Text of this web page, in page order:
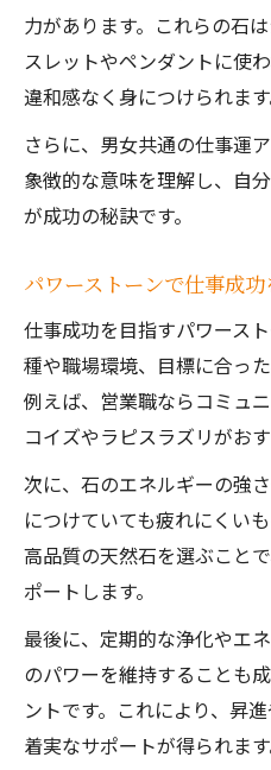
力があります。これらの石
スレットやペンダントに使
違和感なく身につけられます
さらに、男女共通の仕事運
象徴的な意味を理解し、自
が成功の秘訣です。
パワーストーンで仕事成
仕事成功を目指すパワース
種や職場環境、目標に合っ
例えば、営業職ならコミュ
コイズやラピスラズリがおす
次に、石のエネルギーの強
につけていても疲れにくい
高品質の天然石を選ぶこと
ポートします。
最後に、定期的な浄化やエ
のパワーを維持することも
ントです。これにより、昇
着実なサポートが得られます